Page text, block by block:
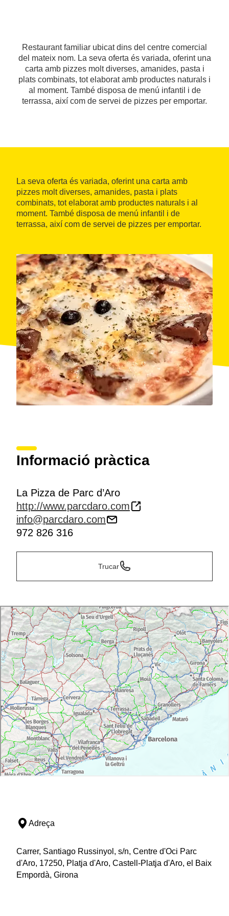
Restaurant familiar ubicat dins del centre comercial
del mateix nom. La seva oferta és variada, oferint una
carta amb pizzes molt diverses, amanides, pasta i
plats combinats, tot elaborat amb productes naturals i
al moment. També disposa de menú infantil i de
terrassa, així com de servei de pizzes per emportar.
La seva oferta és variada, oferint una carta amb
pizzes molt diverses, amanides, pasta i plats
combinats, tot elaborat amb productes naturals i al
moment. També disposa de menú infantil i de
terrassa, així com de servei de pizzes per emportar.
Informació pràctica
La Pizza de Parc d’Aro
http://www.parcdaro.com
info@parcdaro.com
972 826 316
Trucar
Adreça
Carrer, Santiago Russinyol, s/n, Centre d'Oci Parc
d'Aro, 17250, Platja d'Aro, Castell-Platja d'Aro, el Baix
Empordà, Girona